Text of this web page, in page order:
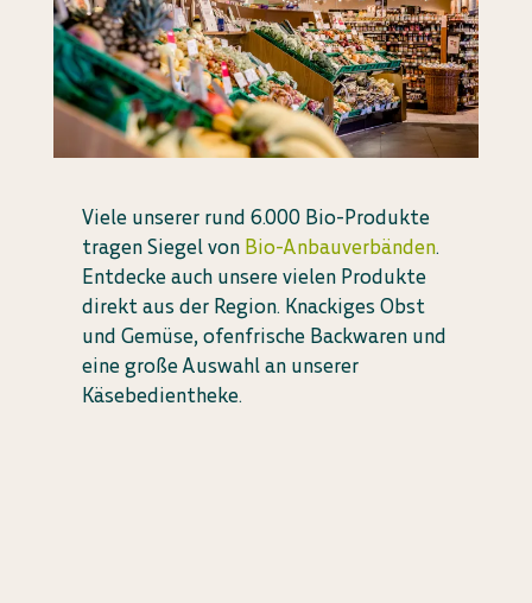
Viele unserer rund 6.000 Bio-Produkte
tragen Siegel von Bio-Anbauverbänden.
Entdecke auch unsere vielen Produkte
direkt aus der Region. Knackiges Obst
und Gemüse, ofenfrische Backwaren und
eine große Auswahl an unserer
Käsebedientheke.